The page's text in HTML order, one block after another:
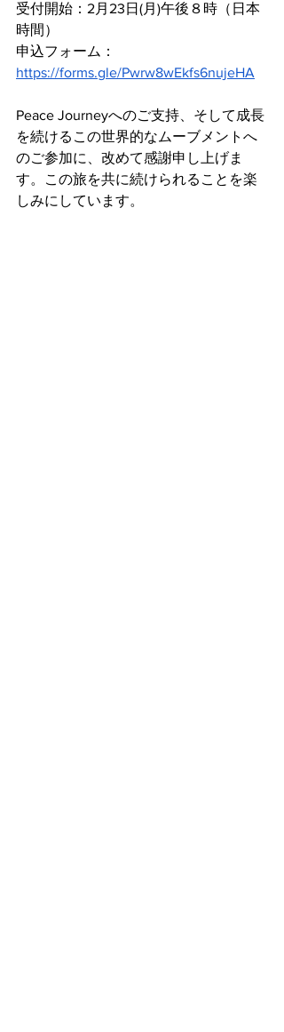
受付開始：2月23日(月)午後８時（日本
時間）
申込フォーム：
https://forms.gle/Pwrw8wEkfs6nujeHA
Peace Journeyへのご支持、そして成長
を続けるこの世界的なムーブメントへ
のご参加に、改めて感謝申し上げま
す。この旅を共に続けられることを楽
しみにしています。